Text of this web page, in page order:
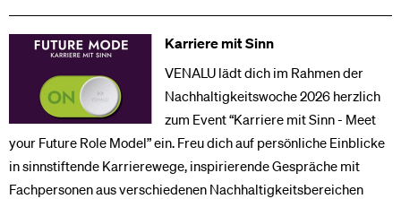
Karriere mit Sinn
VENALU lädt dich im Rahmen der
Nachhaltigkeitswoche 2026 herzlich
zum Event “Karriere mit Sinn - Meet
your Future Role Model” ein. Freu dich auf persönliche Einblicke
in sinnstiftende Karrierewege, inspirierende Gespräche mit
Fachpersonen aus verschiedenen Nachhaltigkeitsbereichen